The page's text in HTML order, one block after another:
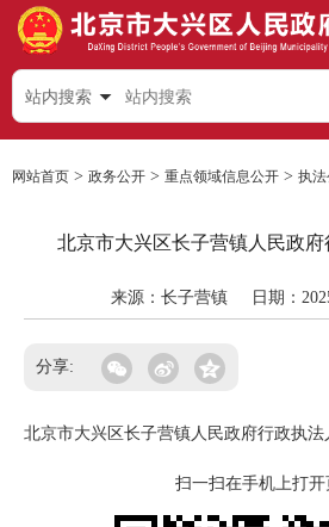
站内搜索
网站首页 > 政务公开 > 重点领域信息公开 > 执
北京市大兴区长子营镇人民政
来源：长子营镇 日期：
分享:
北京市大兴区长子营镇人民政府行政执法
扫一扫在手机上打开